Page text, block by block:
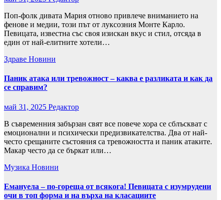
Поп-фолк дивата Мария отново привлече вниманието на
фенове и медии, този път от луксозния Монте Карло.
Певицата, известна със своя изискан вкус и стил, отсяда в
един от най-елитните хотели…
Здраве Новини
Паник атака или тревожност – каква е разликата и как да
се справим?
май 31, 2025 Редактор
В съвременния забързан свят все повече хора се сблъскват с
емоционални и психически предизвикателства. Два от най-
често срещаните състояния са тревожността и паник атаките.
Макар често да се бъркат или…
Музика Новини
Емануела – по-гореща от всякога! Певицата с изумрудени
очи в топ форма и на върха на класациите